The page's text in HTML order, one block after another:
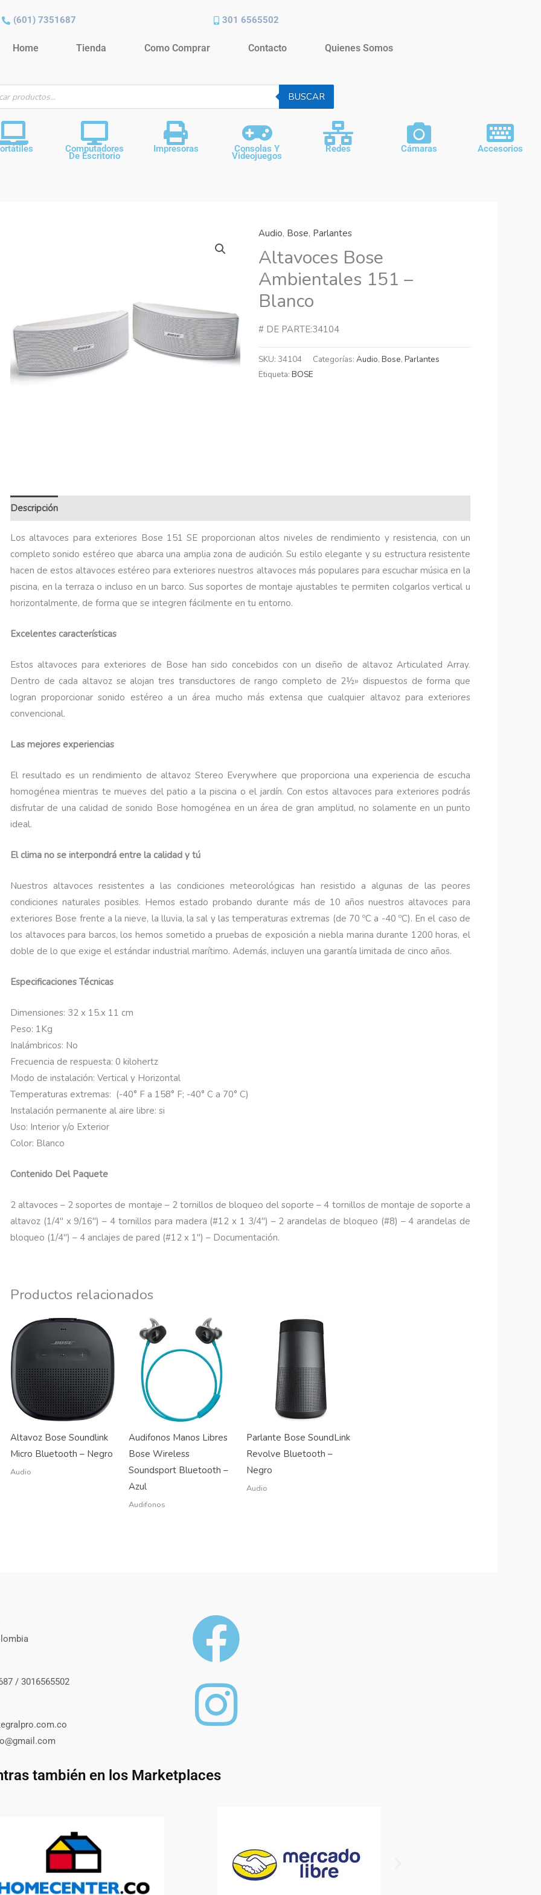
(601) 7351687 301 6565502
Home Tienda Como Comprar Contacto Quienes Somos
BUSCAR
Computadores
De Escritorio
Impresoras Consolas Y
Videojuegos
Redes Cámaras Accesorios
Audio, Bose, Parlantes
Altavoces Bose
Ambientales 151 –
Blanco
# DE PARTE:34104
SKU:34104 Categorías:Audio,Bose,Parlantes
Etiqueta:BOSE
Descripción
Los altavoces para exteriores Bose 151 SE proporcionan altos niveles de rendimiento y resistencia, con un
completo sonido estéreo que abarca una amplia zona de audición. Su estilo elegante y su estructura resistente
hacen de estos altavoces estéreo para exteriores nuestros altavoces más populares para escuchar música en la
piscina, en la terraza o incluso en un barco. Sus soportes de montaje ajustables te permiten colgarlos vertical u
horizontalmente, de forma que se integren fácilmente en tu entorno.
Excelentes características
Estos altavoces para exteriores de Bose han sido concebidos con un diseño de altavoz Articulated Array.
Dentro de cada altavoz se alojan tres transductores de rango completo de 2½» dispuestos de forma que
logran proporcionar sonido estéreo a un área mucho más extensa que cualquier altavoz para exteriores
convencional.
Las mejores experiencias
El resultado es un rendimiento de altavoz Stereo Everywhere que proporciona una experiencia de escucha
homogénea mientras te mueves del patio a la piscina o el jardín. Con estos altavoces para exteriores podrás
disfrutar de una calidad de sonido Bose homogénea en un área de gran amplitud, no solamente en un punto
ideal.
El clima no se interpondrá entre la calidad y tú
Nuestros altavoces resistentes a las condiciones meteorológicas han resistido a algunas de las peores
condiciones naturales posibles. Hemos estado probando durante más de 10 años nuestros altavoces para
exteriores Bose frente a la nieve, la lluvia, la sal y las temperaturas extremas (de 70 ºC a -40 ºC). En el caso de
los altavoces para barcos, los hemos sometido a pruebas de exposición a niebla marina durante 1200 horas, el
doble de lo que exige el estándar industrial marítimo. Además, incluyen una garantía limitada de cinco años.
Especificaciones Técnicas
Dimensiones: 32 x 15.x 11 cm
Peso: 1Kg
Inalámbricos: No
Frecuencia de respuesta: 0 kilohertz
Modo de instalación: Vertical y Horizontal
Temperaturas extremas: (-40° F a 158° F; -40° C a 70° C)
Instalación permanente al aire libre: si
Uso: Interior y/o Exterior
Color: Blanco
Contenido Del Paquete
2 altavoces – 2 soportes de montaje – 2 tornillos de bloqueo del soporte – 4 tornillos de montaje de soporte a
altavoz (1/4″ x 9/16″) – 4 tornillos para madera (#12 x 1 3/4″) – 2 arandelas de bloqueo (#8) – 4 arandelas de
bloqueo (1/4″) – 4 anclajes de pared (#12 x 1″) – Documentación.
Productos relacionados
Altavoz Bose Soundlink
Micro Bluetooth – Negro
Audio
Audifonos Manos Libres
Bose Wireless
Soundsport Bluetooth –
Azul
Audifonos
Parlante Bose SoundLink
Revolve Bluetooth –
Negro
Audio
/ 3016565502
también en los Marketplaces